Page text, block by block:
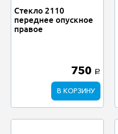
Стекло 2110
переднее опускное
правое
750 a
В КОРЗИНУ